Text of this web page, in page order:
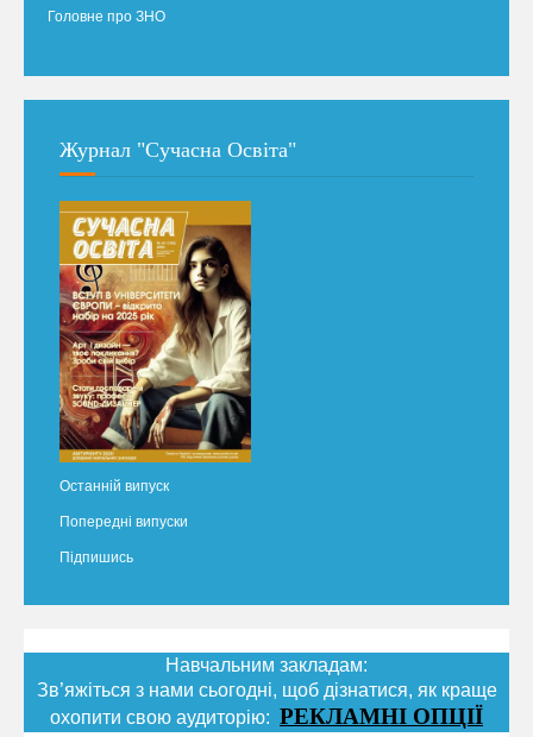
Головне про ЗНО
Журнал "Сучасна Освіта"
Останній випуск
Попередні випуски
Підпишись
Навчальним закладам:
Зв’яжіться з нами сьогодні, щоб дізнатися, як краще
охопити свою аудиторію: РЕКЛАМНІ ОПЦІЇ